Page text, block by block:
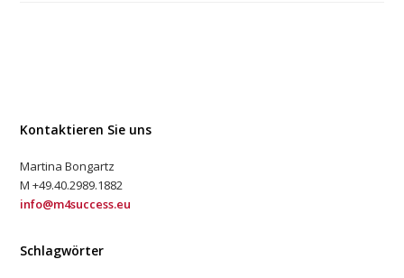
Kontaktieren Sie uns
Martina Bongartz
M +49.40.2989.1882
info@m4success.eu
Schlagwörter